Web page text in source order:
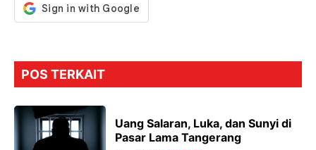
POS TERKAIT
Uang Salaran, Luka, dan Sunyi di
Pasar Lama Tangerang